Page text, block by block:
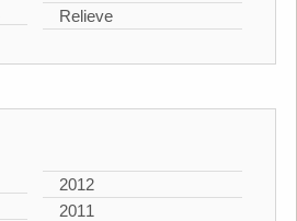
Relieve
2012
2011